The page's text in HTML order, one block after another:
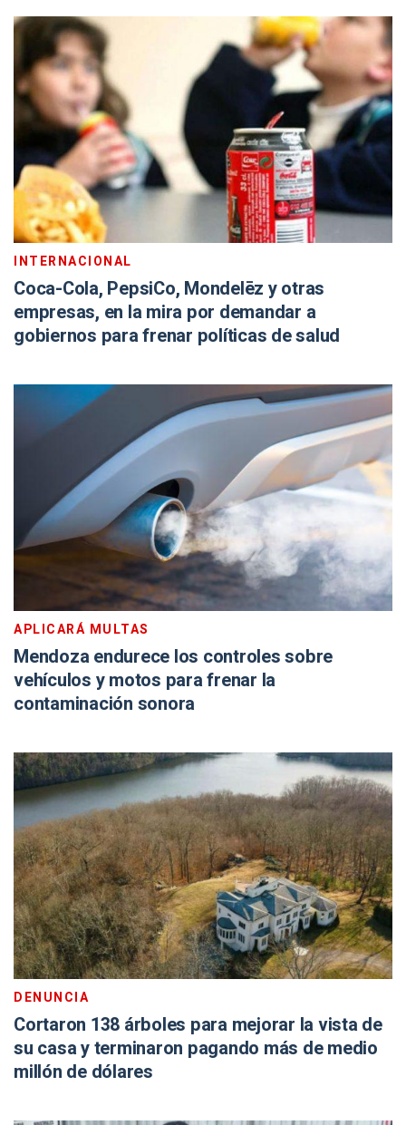
INTERNACIONAL
Coca-Cola, PepsiCo, Mondelēz y otras
empresas, en la mira por demandar a
gobiernos para frenar políticas de salud
APLICARÁ MULTAS
Mendoza endurece los controles sobre
vehículos y motos para frenar la
contaminación sonora
DENUNCIA
Cortaron 138 árboles para mejorar la vista de
su casa y terminaron pagando más de medio
millón de dólares